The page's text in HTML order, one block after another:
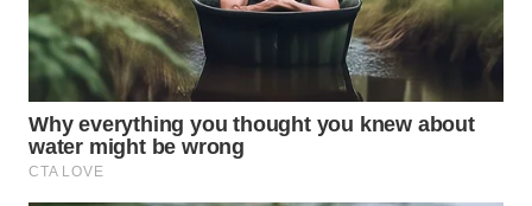
WAHANA
KONSUMEN
WAHANA
LISTRIK